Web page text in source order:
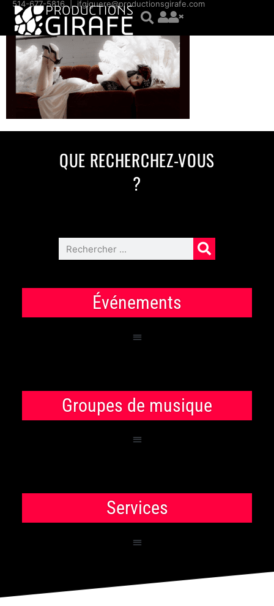
principal
514-677-5816|jfgiguere@productionsgirafe.com
QUE RECHERCHEZ-VOUS
?
Événements
Groupes de musique
Services